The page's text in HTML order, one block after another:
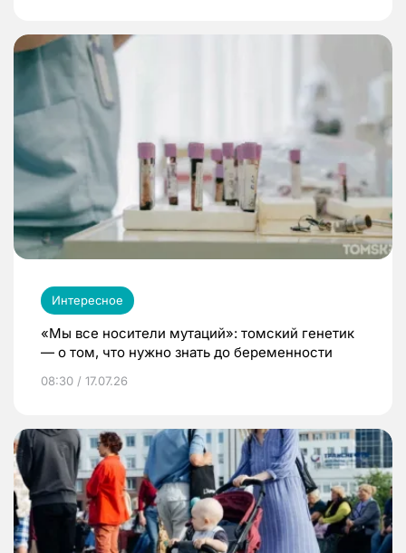
Интересное
«Мы все носители мутаций»: томский генетик
— о том, что нужно знать до беременности
08:30 / 17.07.26